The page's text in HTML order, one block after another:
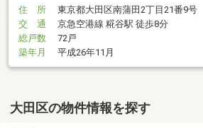
住 所
東京都大田区南蒲田2丁目21番9号
交 通
京急空港線 糀谷駅 徒歩8分
総戸数
72戸
築年月
平成26年11月
大田区の物件情報を探す